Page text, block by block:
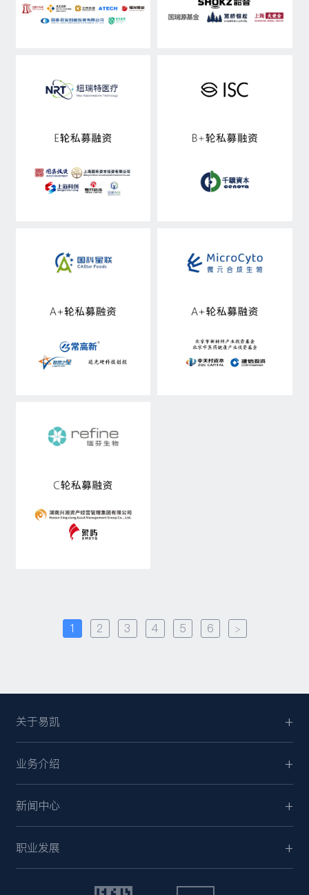
1 2 3 4 5 6 >
关于易凯
业务介绍
新闻中心
职业发展